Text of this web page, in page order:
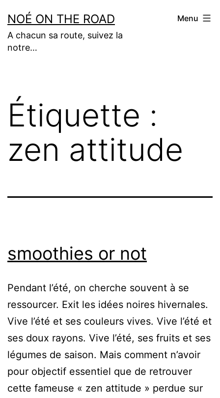
au
contenu
NOÉ ON THE ROAD
A chacun sa route, suivez la
notre…
Menu
Étiquette :
zen attitude
smoothies or not
Pendant l’été, on cherche souvent à se
ressourcer. Exit les idées noires hivernales.
Vive l’été et ses couleurs vives. Vive l’été et
ses doux rayons. Vive l’été, ses fruits et ses
légumes de saison. Mais comment n’avoir
pour objectif essentiel que de retrouver
cette fameuse « zen attitude » perdue sur